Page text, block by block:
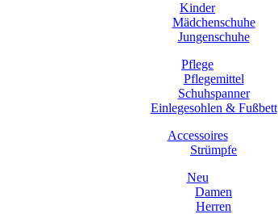
Kinder
Mädchenschuhe
Jungenschuhe
Pflege
Pflegemittel
Schuhspanner
Einlegesohlen & Fußbett
Accessoires
Strümpfe
Neu
Damen
Herren